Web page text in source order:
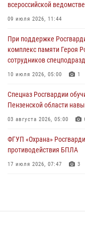
В Пензе при силовой
деятельность ОПГ,
04 августа 2026, 07:05
В Управлении
работы за первое
всероссийской
09 июля 2026, 11:44
При поддержке
комплекс памяти Героя
сотрудников
10 июля 2026, 05:00 1
Спецназ Росгвардии
Пензенской области
03 августа 2026, 05:00
ФГУП «Охрана»
противодействия БПЛА
17 июля 2026, 07:47 3